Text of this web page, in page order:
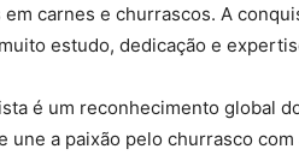
carnes e churrascos. A
estudo, dedicação e
é um reconhecimento global
une a paixão pelo churrasco